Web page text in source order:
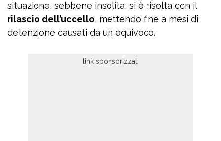
situazione, sebbene insolita, si è risolta con il
rilascio dell’uccello, mettendo fine a mesi di
detenzione causati da un equivoco.